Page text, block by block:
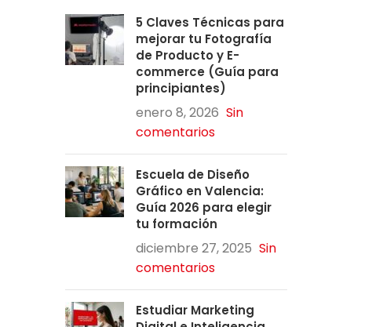
5 Claves Técnicas para
mejorar tu Fotografía
de Producto y E-
commerce (Guía para
principiantes)
enero 8, 2026 Sin
comentarios
Escuela de Diseño
Gráfico en Valencia:
Guía 2026 para elegir
tu formación
diciembre 27, 2025 Sin
comentarios
Estudiar Marketing